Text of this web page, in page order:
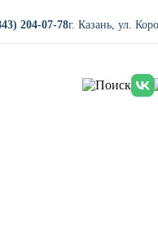
204-07-78г. Казань, ул.